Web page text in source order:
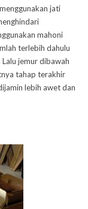
jati
mahoni
terlebih dahulu
jemur dibawah
tahap terakhir
lebih awet dan